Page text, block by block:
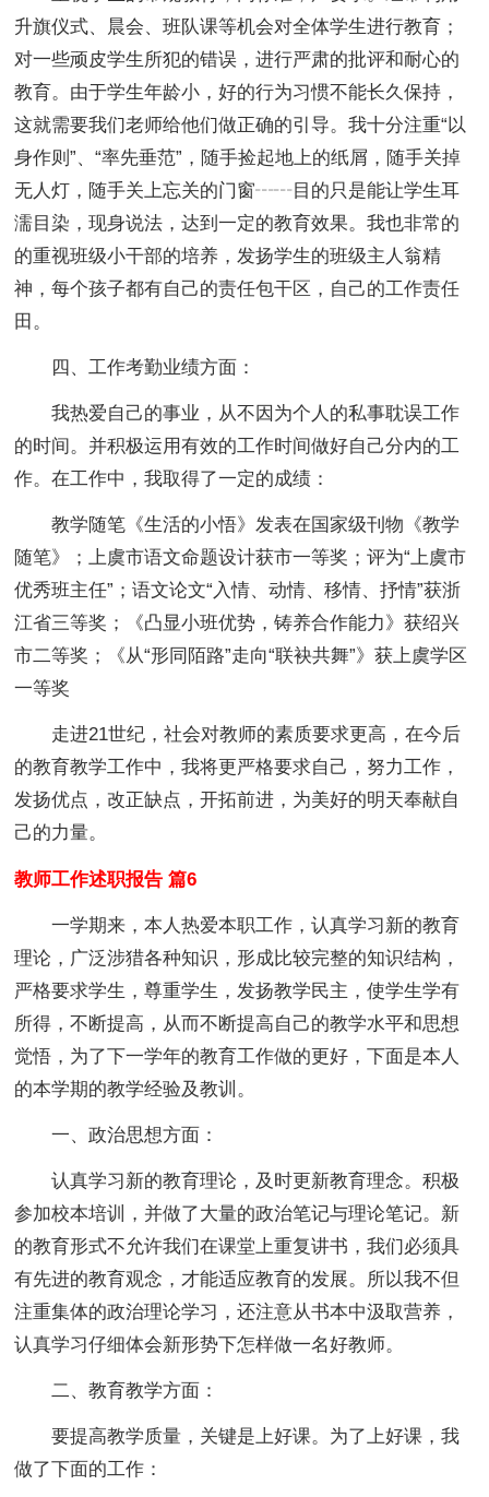
升旗仪式、晨会、班队课等机会对全体学生进行教育；
对一些顽皮学生所犯的错误，进行严肃的批评和耐心的
教育。由于学生年龄小，好的行为习惯不能长久保持，
这就需要我们老师给他们做正确的引导。我十分注重“以
身作则”、“率先垂范”，随手捡起地上的纸屑，随手关掉
无人灯，随手关上忘关的门窗┄┄目的只是能让学生耳
濡目染，现身说法，达到一定的教育效果。我也非常的
的重视班级小干部的培养，发扬学生的班级主人翁精
神，每个孩子都有自己的责任包干区，自己的工作责任
田。
四、工作考勤业绩方面：
我热爱自己的事业，从不因为个人的私事耽误工作
的时间。并积极运用有效的工作时间做好自己分内的工
作。在工作中，我取得了一定的成绩：
教学随笔《生活的小悟》发表在国家级刊物《教学
随笔》；上虞市语文命题设计获市一等奖；评为“上虞市
优秀班主任”；语文论文“入情、动情、移情、抒情”获浙
江省三等奖；《凸显小班优势，铸养合作能力》获绍兴
市二等奖；《从“形同陌路”走向“联袂共舞”》获上虞学区
一等奖
走进21世纪，社会对教师的素质要求更高，在今后
的教育教学工作中，我将更严格要求自己，努力工作，
发扬优点，改正缺点，开拓前进，为美好的明天奉献自
己的力量。
教师工作述职报告 篇6
一学期来，本人热爱本职工作，认真学习新的教育
理论，广泛涉猎各种知识，形成比较完整的知识结构，
严格要求学生，尊重学生，发扬教学民主，使学生学有
所得，不断提高，从而不断提高自己的教学水平和思想
觉悟，为了下一学年的教育工作做的更好，下面是本人
的本学期的教学经验及教训。
一、政治思想方面：
认真学习新的教育理论，及时更新教育理念。积极
参加校本培训，并做了大量的政治笔记与理论笔记。新
的教育形式不允许我们在课堂上重复讲书，我们必须具
有先进的教育观念，才能适应教育的发展。所以我不但
注重集体的政治理论学习，还注意从书本中汲取营养，
认真学习仔细体会新形势下怎样做一名好教师。
二、教育教学方面：
要提高教学质量，关键是上好课。为了上好课，我
做了下面的工作：